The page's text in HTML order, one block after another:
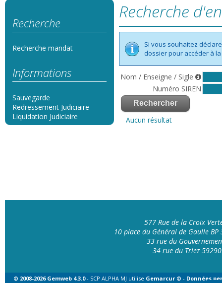
Recherche
Recherche mandat
Informations
Sauvegarde
Redressement Judiciaire
Liquidation Judiciaire
Recherche
Si vous souhaitez
dossier pour accéder à
Nom / Enseigne / Sigle
Numéro SIREN
Aucun résultat
577 Rue de la Croix
10 place du Général de Gaulle BP
33 rue du
34 rue du Triez 59290
© 2008-2026 Gemweb 4.3.0- SCP ALPHA MJ utilise Gemarcur © - Données